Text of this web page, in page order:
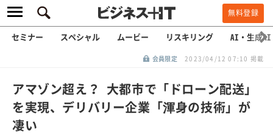
無料登録
セミナー スペシャル ムービー リスキリング AI・生成AI
会員限定 2023/04/12 07:10 掲載
アマゾン超え？ 大都市で「ドローン配送」
を実現、デリバリー企業「渾身の技術」が
凄い